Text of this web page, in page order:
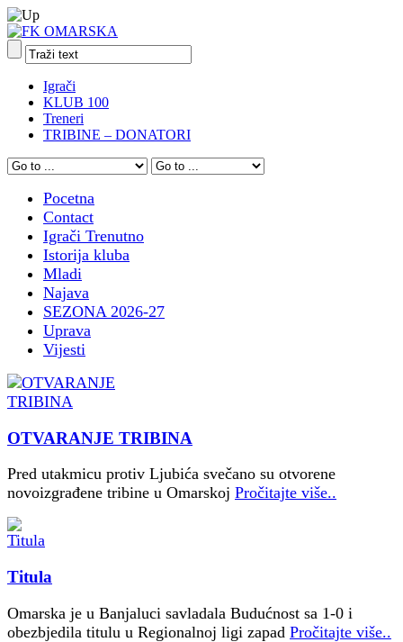
Igrači
KLUB 100
Treneri
TRIBINE – DONATORI
Pocetna
Contact
Igrači Trenutno
Istorija kluba
Mladi
Najava
SEZONA 2026-27
Uprava
Vijesti
OTVARANJE TRIBINA
Pred utakmicu protiv Ljubića svečano su otvorene
novoizgrađene tribine u Omarskoj Pročitajte više..
Titula
Omarska je u Banjaluci savladala Budućnost sa 1-0 i
obezbjedila titulu u Regionalnoj ligi zapad Pročitajte više..